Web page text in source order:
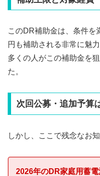
このDR補助金は、条件を
円も補助される非常に魅
多くの人がこの補助金を
た。
次回公募・追加予算
しかし、ここで残念なお
2026年のDR家庭用蓄